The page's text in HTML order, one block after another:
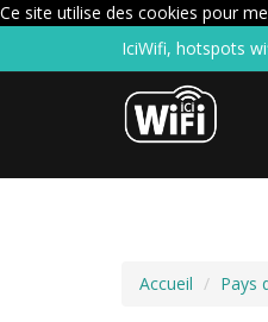
Ce site utilise des cookies pour
IciWifi, hotspots
Accueil Pays